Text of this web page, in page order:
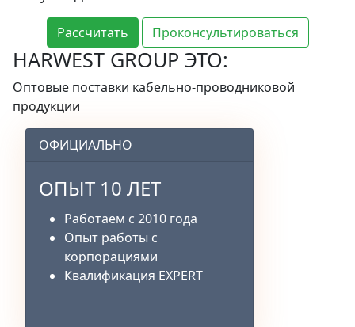
Рассчитать Проконсультироваться
HARWEST GROUP ЭТО:
Оптовые поставки кабельно-проводниковой
продукции
ОФИЦИАЛЬНО
ОПЫТ 10 ЛЕТ
Работаем с 2010 года
Опыт работы с
корпорациями
Квалификация EXPERT